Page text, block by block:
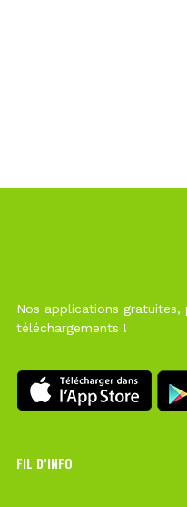
Nos applications gratuites,
téléchargements !
FIL D’INFO